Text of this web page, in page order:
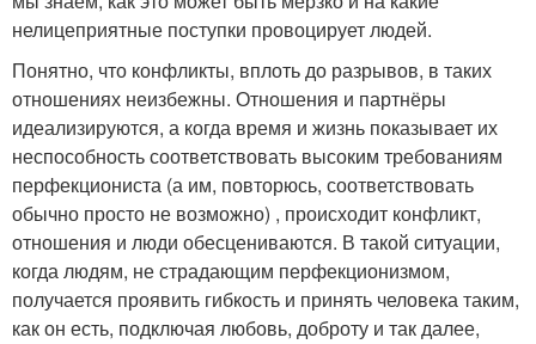
нелицеприятные поступки провоцирует людей.
Понятно, что конфликты, вплоть до разрывов, в таких
отношениях неизбежны. Отношения и партнёры
идеализируются, а когда время и жизнь показывает их
неспособность соответствовать высоким требованиям
перфекциониста (а им, повторюсь, соответствовать
обычно просто не возможно) , происходит конфликт,
отношения и люди обесцениваются. В такой ситуации,
когда людям, не страдающим перфекционизмом,
получается проявить гибкость и принять человека таким,
как он есть, подключая любовь, доброту и так далее,